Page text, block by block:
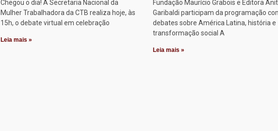
Chegou o dia! A Secretaria Nacional da
Mulher Trabalhadora da CTB realiza hoje, às
15h, o debate virtual em celebração
Leia mais »
Fundação Maurício Grabois e Editora
Garibaldi participam da programação
debates sobre América Latina, história e
transformação social A
Leia mais »